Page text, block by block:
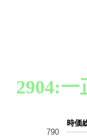
2904:
時価
790